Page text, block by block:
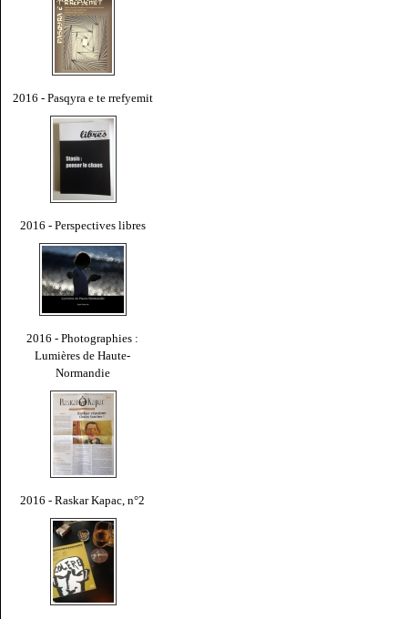
2016 - Pasqyra e te rrefyemit
2016 - Perspectives libres
2016 - Photographies :
Lumières de Haute-
Normandie
2016 - Raskar Kapac, n°2